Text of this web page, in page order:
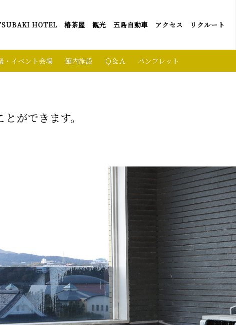
HOTEL 椿茶屋 観光 五島自動車 アクセス リクルート
・イベント会場 館内施設 Ｑ＆Ａ パンフレット
ができます。